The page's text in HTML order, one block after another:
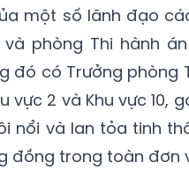
một số lãnh đạo
và phòng Thi hành
đó có Trưởng phòng
vực 2 và Khu vực 10,
nổi và lan tỏa tinh
đồng trong toàn đơn